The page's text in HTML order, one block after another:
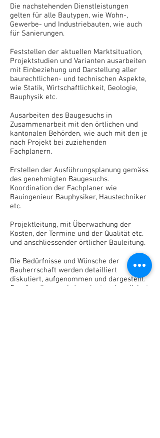
Die nachstehenden Dienstleistungen
gelten für alle Bautypen, wie Wohn-,
Gewerbe- und Industriebauten, wie auch
für Sanierungen.
Feststellen der aktuellen Marktsituation,
Projektstudien und Varianten ausarbeiten
mit Einbeziehung und Darstellung aller
baurechtlichen- und technischen Aspekte,
wie Statik, Wirtschaftlichkeit, Geologie,
Bauphysik etc.
Ausarbeiten des Baugesuchs in
Zusammenarbeit mit den örtlichen und
kantonalen Behörden, wie auch mit den je
nach Projekt bei zuziehenden
Fachplanern.
Erstellen der Ausführungsplanung gemäss
des genehmigten Baugesuchs.
Koordination der Fachplaner wie
Bauingenieur Bauphysiker, Haustechniker
etc.
Projektleitung, mit Überwachung der
Kosten, der Termine und der Qualität etc.
und anschliessender örtlicher Bauleitung.
Die Bedürfnisse und Wünsche der
Bauherrschaft werden detailliert
diskutiert, aufgenommen und dargestellt.
Gemäss diesen wird geplant und realisiert.